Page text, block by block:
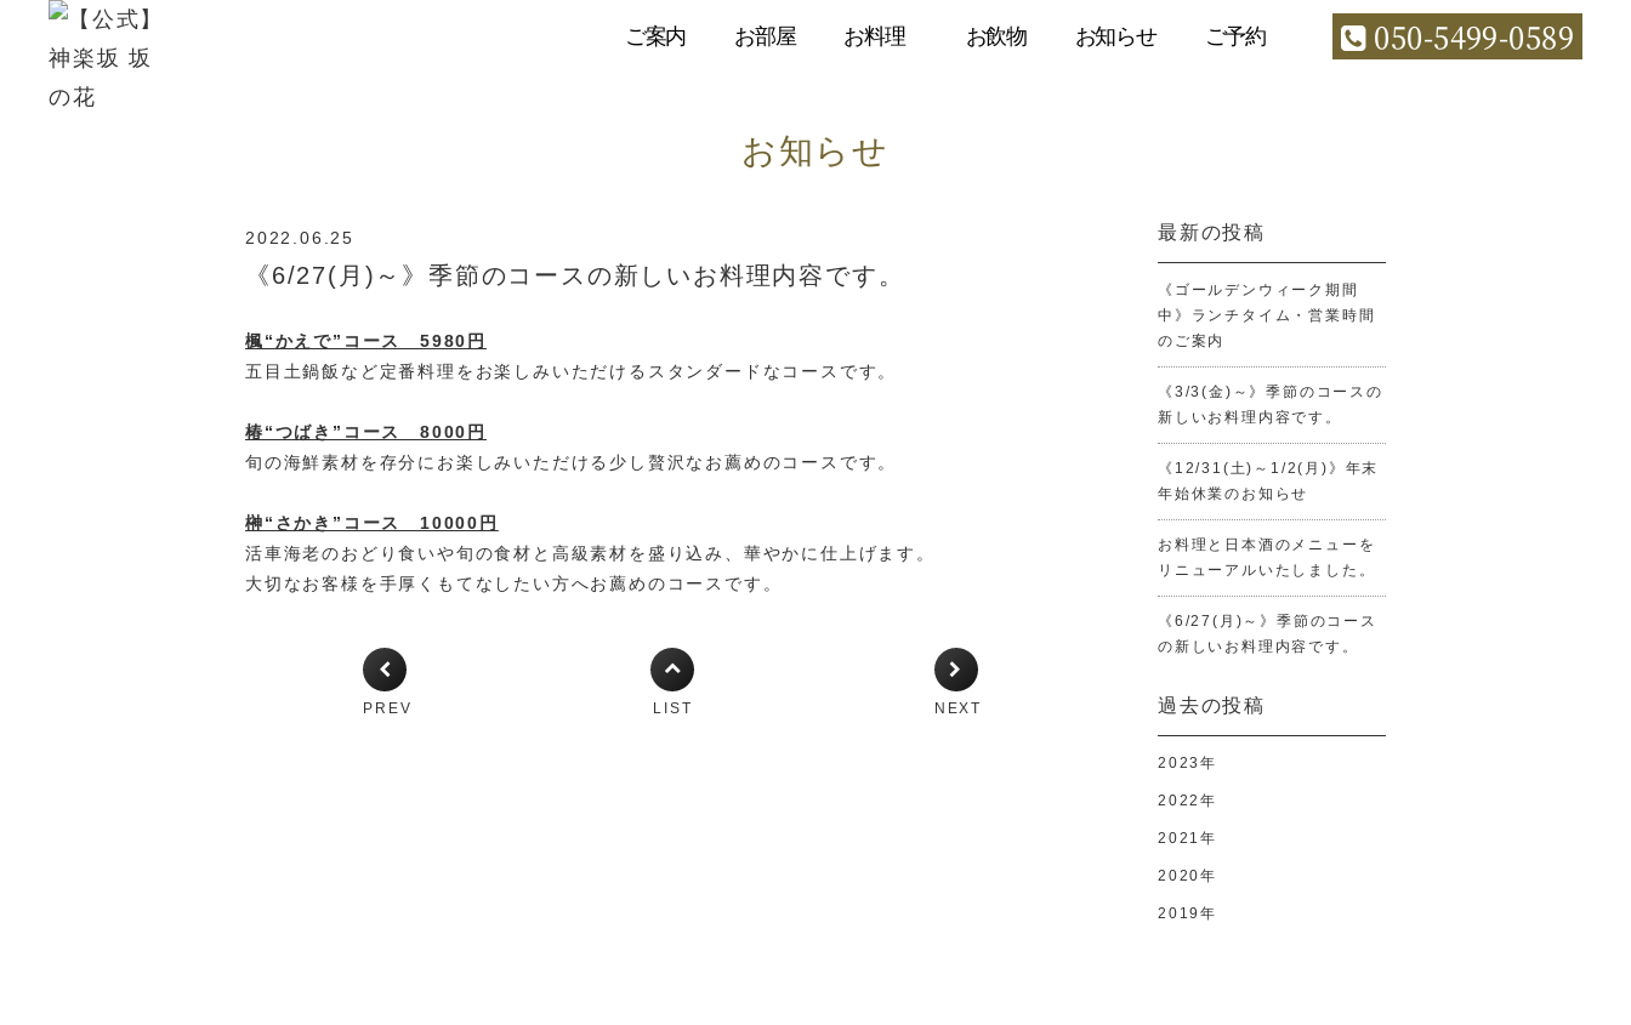
ご案内 お部屋 お料理 お飲物 お知らせ ご予約 050-5499-0589
お知らせ
2022.06.25
《6/27(月)～》季節のコースの新しいお料理内容です。
楓“かえで”コース 5980円
五目土鍋飯など定番料理をお楽しみいただけるスタンダードなコースです。
椿“つばき”コース 8000円
旬の海鮮素材を存分にお楽しみいただける少し贅沢なお薦めのコースです。
榊“さかき”コース 10000円
活車海老のおどり食いや旬の食材と高級素材を盛り込み、華やかに仕上げます。
大切なお客様を手厚くもてなしたい方へお薦めのコースです。
PREV LIST NEXT
最新の投稿
《ゴールデンウィーク期間
中》ランチタイム・営業時間
のご案内
《3/3(金)～》季節のコースの
新しいお料理内容です。
《12/31(土)～1/2(月)》年末
年始休業のお知らせ
お料理と日本酒のメニューを
リニューアルいたしました。
《6/27(月)～》季節のコース
の新しいお料理内容です。
過去の投稿
2023年
2022年
2021年
2020年
2019年